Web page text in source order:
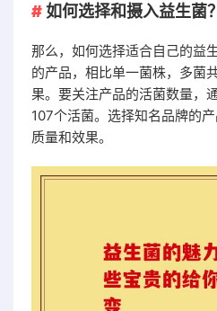
如何选择和摄入益生菌？
那么，如何选择适合自己的益
的产品，相比单一菌株，多菌
果。要关注产品的活菌数量，
107个活菌。选择知名品牌的
质量和效果。